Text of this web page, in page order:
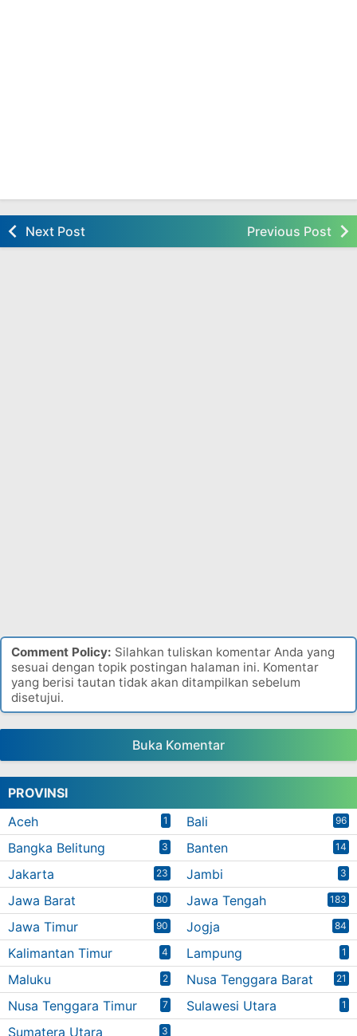
Next Post Previous Post
Comment Policy: Silahkan tuliskan komentar Anda yang
sesuai dengan topik postingan halaman ini. Komentar
yang berisi tautan tidak akan ditampilkan sebelum
disetujui.
Buka Komentar
PROVINSI
Aceh
1 Bali 96
Bangka Belitung 3 Banten 14
Jakarta 23 Jambi 3
Jawa Barat 80 Jawa Tengah 183
Jawa Timur 90 Jogja 84
Kalimantan Timur 4 Lampung 1
Maluku 2 Nusa Tenggara Barat 21
Nusa Tenggara Timur 7 Sulawesi Utara 1
Sumatera Utara 3